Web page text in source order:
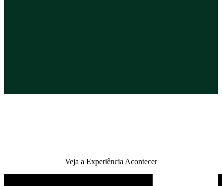
Veja a Experiência Acontecer